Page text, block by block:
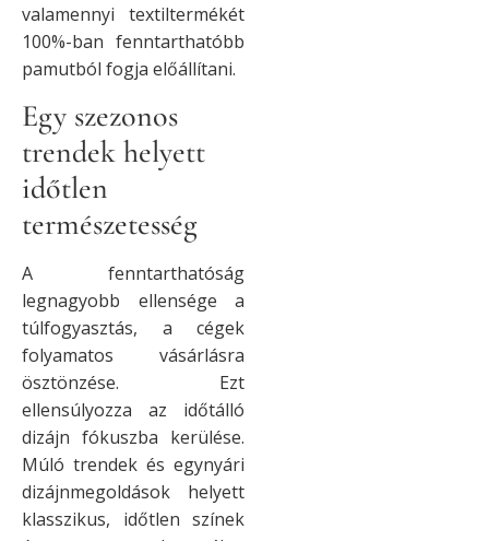
valamennyi textiltermékét
100%-ban fenntarthatóbb
pamutból fogja előállítani.
Egy szezonos
trendek helyett
időtlen
természetesség
A fenntarthatóság
legnagyobb ellensége a
túlfogyasztás, a cégek
folyamatos vásárlásra
ösztönzése. Ezt
ellensúlyozza az időtálló
dizájn fókuszba kerülése.
Múló trendek és egynyári
dizájnmegoldások helyett
klasszikus, időtlen színek